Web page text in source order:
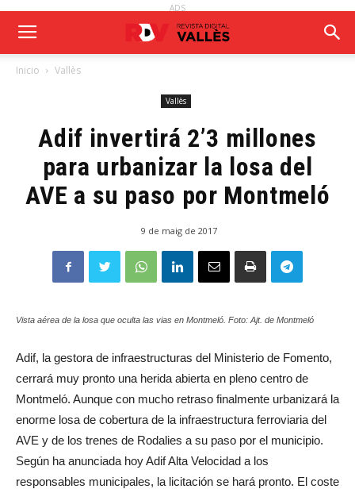
ADS
Inicio Vallès
Vallès
Adif invertirá 2’3 millones
para urbanizar la losa del
AVE a su paso por Montmeló
9 de maig de 2017
Vista aérea de la losa que oculta las vias en Montmeló. Foto: Ajt. de Montmeló
Adif, la gestora de infraestructuras del Ministerio de Fomento,
cerrará muy pronto una herida abierta en pleno centro de
Montmeló. Aunque con mucho retraso finalmente urbanizará la
enorme losa de cobertura de la infraestructura ferroviaria del
AVE y de los trenes de Rodalies a su paso por el municipio.
Según ha anunciada hoy Adif Alta Velocidad a los
responsables municipales, la licitación se hará pronto. El coste